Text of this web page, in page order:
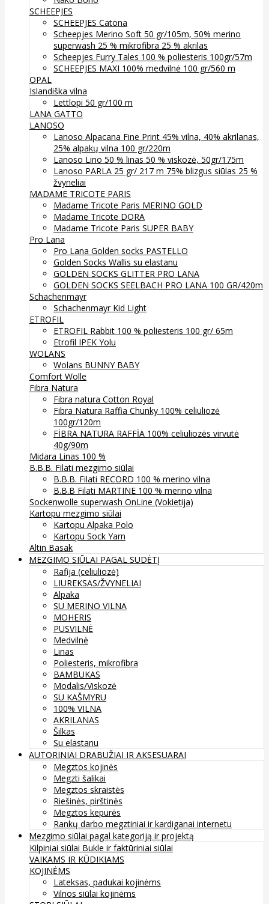
SCHEEPJES
SCHEEPJES Catona
Scheepjes Merino Soft 50 gr/105m, 50% merino
superwash 25 % mikrofibra 25 % akrilas
Scheepjes Furry Tales 100 % poliesteris 100gr/57m
SCHEEPJES MAXI 100% medvilnė 100 gr/560 m
OPAL
Islandiška vilna
Lettlopi 50 gr/100 m
LANA GATTO
LANOSO
Lanoso Alpacana Fine Print 45% vilna, 40% akrilanas,
25% alpakų vilna 100 gr/220m
Lanoso Lino 50 % linas 50 % viskozė, 50gr/175m
Lanoso PARLA 25 gr/ 217 m 75% blizgus siūlas 25 %
žvyneliai
MADAME TRICOTE PARIS
Madame Tricote Paris MERINO GOLD
Madame Tricote DORA
Madame Tricote Paris SUPER BABY
Pro Lana
Pro Lana Golden socks PASTELLO
Golden Socks Wallis su elastanu
GOLDEN SOCKS GLITTER PRO LANA
GOLDEN SOCKS SEELBACH PRO LANA 100 GR/420m
Schachenmayr
Schachenmayr Kid Light
ETROFIL
ETROFIL Rabbit 100 % poliesteris 100 gr/ 65m
Etrofil IPEK Yolu
WOLANS
Wolans BUNNY BABY
Comfort Wolle
Fibra Natura
Fibra natura Cotton Royal
Fibra Natura Raffia Chunky 100% celiuliozė
100gr/120m
FİBRA NATURA RAFFİA 100% celiuliozės virvutė
40g/90m
Midara Linas 100 %
B.B.B. Filati mezgimo siūlai
B.B.B. Filati RECORD 100 % merino vilna
B.B.B Filati MARTINE 100 % merino vilna
Sockenwolle superwash OnLine (Vokietija)
Kartopu mezgimo siūlai
Kartopu Alpaka Polo
Kartopu Sock Yarn
Altin Basak
MEZGIMO SIŪLAI PAGAL SUDĖTĮ
Rafija (celiuliozė)
LIUREKSAS/ŽVYNELIAI
Alpaka
SU MERINO VILNA
MOHERIS
PUSVILNĖ
Medvilnė
Linas
Poliesteris, mikrofibra
BAMBUKAS
Modalis/Viskozė
SU KAŠMYRU
100% VILNA
AKRILANAS
Šilkas
Su elastanu
AUTORINIAI DRABUŽIAI IR AKSESUARAI
Megztos kojinės
Megzti šalikai
Megztos skraistės
Riešinės, pirštinės
Megztos kepurės
Rankų darbo megztiniai ir kardiganai internetu
Mezgimo siūlai pagal kategoriją ir projektą
Kilpiniai siūlai Bukle ir faktūriniai siūlai
VAIKAMS IR KŪDIKIAMS
KOJINĖMS
Lateksas, padukai kojinėms
Vilnos siūlai kojinėms